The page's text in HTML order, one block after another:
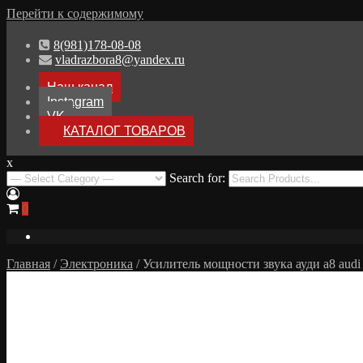
Перейти к содержимому
8(981)178-08-08
vladrazbora8@yandex.ru
Наш канал
Instagram
VK
КАТАЛОГ ТОВАРОВ
Разбор Ауди А8
Разборка Audi A8 D3
x
Search for:
0
Главная / Электроника / Усилитель мощности звука ауди а8 audi